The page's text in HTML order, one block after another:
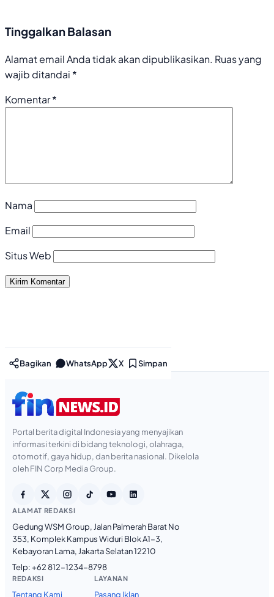
Tinggalkan Balasan
Alamat email Anda tidak akan dipublikasikan. Ruas yang
wajib ditandai *
Komentar*
Nama
Email
Situs Web
Bagikan WhatsApp X Simpan
Portal berita digital Indonesia yang menyajikan
informasi terkini di bidang teknologi, olahraga,
otomotif, gaya hidup, dan berita nasional. Dikelola
oleh FIN Corp Media Group.
ALAMAT REDAKSI
Gedung WSM Group, Jalan Palmerah Barat No
353, Komplek Kampus Widuri Blok A1-3,
Kebayoran Lama, Jakarta Selatan 12210
Telp:+62 812-1234-8798
REDAKSI
Tentang Kami
LAYANAN
Pasang Iklan